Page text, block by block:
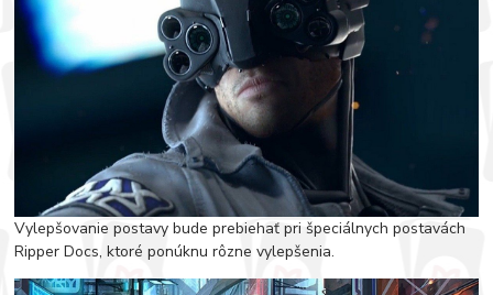
Vylepšovanie postavy bude prebiehať pri špeciálnych postavách
Ripper Docs, ktoré ponúknu rôzne vylepšenia.